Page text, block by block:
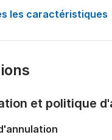
300cv
bord:
cabines:
les caractéristiques
et politique